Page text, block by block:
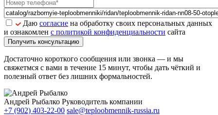
Даю согласие на обработку своих персональных данных
и ознакомлен с политикой конфиденциальности сайта
Получить консультацию
Достаточно короткого сообщения или звонка — и мы
свяжетмся с вами в течение 15 минут, чтобы дать чёткий и
полезный ответ без лишних формальностей.
Андрей Рыбалко Руководитель компании
+7 (902) 403-22-00 sale@teploobmennik-russia.ru